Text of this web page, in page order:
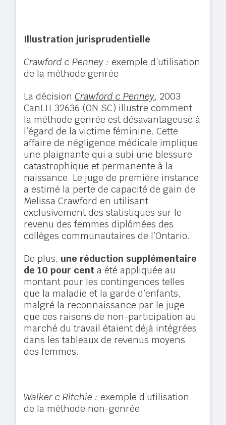
Illustration jurisprudentielle
Crawford c Penney :exemple d’utilisation
de la méthode genrée
La décisionCrawford c Penney, 2003
CanLII 32636 (ON SC) illustre comment
la méthode genrée est désavantageuse à
l’égard de la victime féminine. Cette
affaire de négligence médicale implique
une plaignante qui a subi une blessure
catastrophique et permanente à la
naissance. Le juge de première instance
a estimé la perte de capacité de gain de
Melissa Crawford en utilisant
exclusivement des statistiques sur le
revenu des femmes diplômées des
collèges communautaires de l’Ontario.
De plus, une réduction supplémentaire
de 10 pour centa été appliquée au
montant pour les contingences telles
que la maladie et la garde d’enfants,
malgré la reconnaissance par le juge
que ces raisons de non-participation au
marché du travail étaient déjà intégrées
dans les tableaux de revenus moyens
des femmes.
Walker c Ritchie :exemple d’utilisation
de la méthode non-genrée